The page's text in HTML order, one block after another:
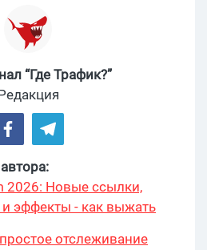
“Где Трафик?”
2026: Новые ссылки,
и эффекты - как выжать
отслеживание